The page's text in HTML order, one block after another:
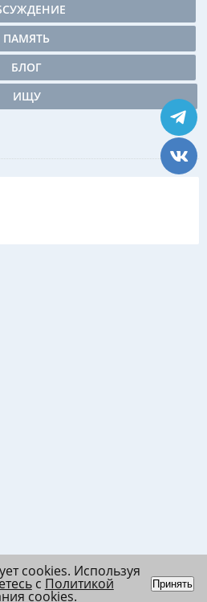
ПАМЯТЬ
БЛОГ
ИЩУ
cookies. Используя
с Политикой
cookies.
Принять